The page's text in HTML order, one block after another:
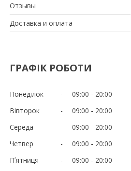
Отзывы
Доставка и оплата
ГРАФІК РОБОТИ
Понеділок 09:00
20:00
Вівторок
09:00
20:00
Середа
09:00
20:00
Четвер
09:00
20:00
Пʼятниця
09:00
20:00